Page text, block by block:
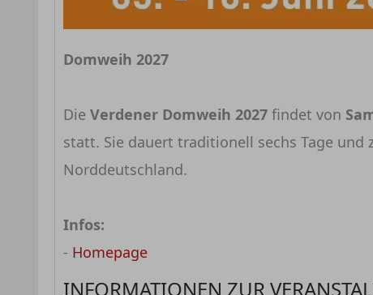
Domweih 2027
Die Verdener Domweih 2027 findet von
statt. Sie dauert traditionell sechs Tage und
Norddeutschland.
Infos:
- Homepage
INFORMATIONEN ZUR